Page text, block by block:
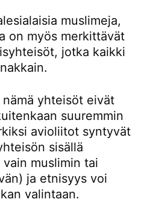
muslimeja,
on myös merkittävät
jotka kaikki
yhteisöt eivät
suuremmin
avioliitot syntyvät
sisällä
muslimin tai
ja etnisyys voi
valintaan.